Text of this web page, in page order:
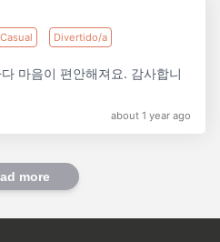
Casual Divertido/a
마음이 편안해져요. 감사합니
about 1 year ago
more